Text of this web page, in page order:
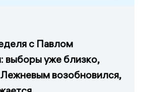
с Павлом
выборы уже близко,
возобновился,